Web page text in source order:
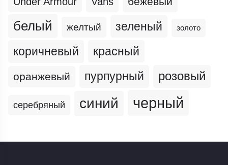
белый желтый зеленый золото
коричневый красный
оранжевый пурпурный розовый
серебряный синий черный